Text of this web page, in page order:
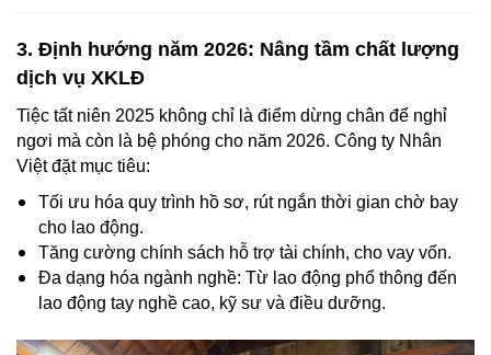
3. Định hướng năm 2026: Nâng tầm chất lượng
dịch vụ XKLĐ
Tiệc tất niên 2025 không chỉ là điểm dừng chân để nghỉ
ngơi mà còn là bệ phóng cho năm 2026. Công ty Nhân
Việt đặt mục tiêu:
Tối ưu hóa quy trình hồ sơ, rút ngắn thời gian chờ bay
cho lao động.
Tăng cường chính sách hỗ trợ tài chính, cho vay vốn.
Đa dạng hóa ngành nghề: Từ lao động phổ thông đến
lao động tay nghề cao, kỹ sư và điều dưỡng.